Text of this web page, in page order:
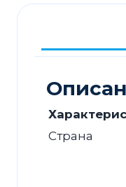
ТТ
Страна